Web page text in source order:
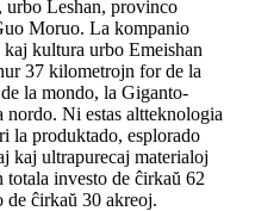
urbo Leshan, provinco
Moruo. La kompanio
kultura urbo Emeishan
37 kilometrojn for de la
la mondo, la Giganto-
nordo. Ni estas altteknologia
la produktado, esplorado
kaj ultrapurecaj materialoj
investo de ĉirkaŭ 62
ĉirkaŭ 30 akreoj.